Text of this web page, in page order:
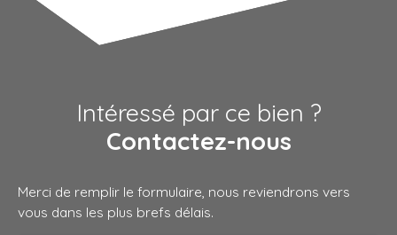
Intéressé par ce bien ?
Contactez-nous
Merci de remplir le formulaire, nous reviendrons vers
vous dans les plus brefs délais.